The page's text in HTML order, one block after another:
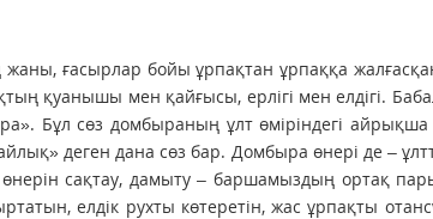
ғасырлар бойы ұрпақтан ұрпаққа
қуанышы мен қайғысы, ерлігі мен елдігі.
Бұл сөз домбыраның ұлт өміріндегі
деген дана сөз бар. Домбыра өнері де –
сақтау, дамыту – баршамыздың ортақ
елдік рухты көтеретін, жас ұрпақты